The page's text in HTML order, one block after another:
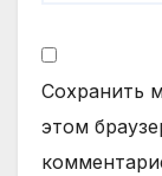
Сохранить
этом